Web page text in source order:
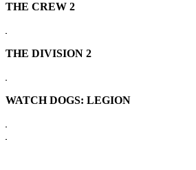
THE CREW 2
THE DIVISION 2
WATCH DOGS: LEGION